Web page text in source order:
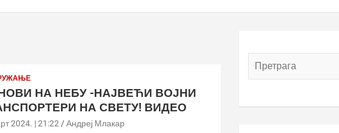
НА НЕБУ -НАЈВЕЋИ ВОЈНИ
НА СВЕТУ! ВИДЕО
2024. | 21:22 Андреј Млакар